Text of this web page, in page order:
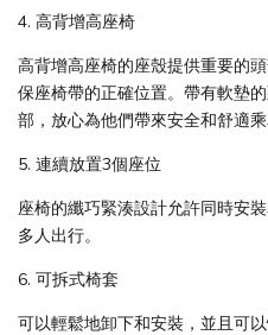
4. 高背增高座椅
高背增高座椅的座殼提供重要的
保座椅帶的正確位置。帶有軟墊
部，放心為他們帶來安全和舒適乘
5. 連續放置3個座位
座椅的纖巧緊湊設計允許同時安
多人出行。
6. 可拆式椅套
可以輕鬆地卸下和安裝，並且可